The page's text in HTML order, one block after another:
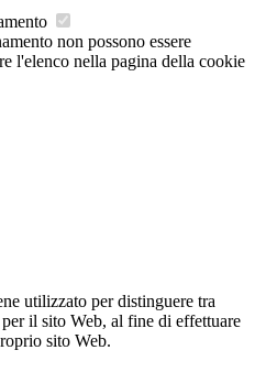
non possono essere
l'elenco nella pagina della cookie
utilizzato per distinguere tra
il sito Web, al fine di effettuare
sito Web.